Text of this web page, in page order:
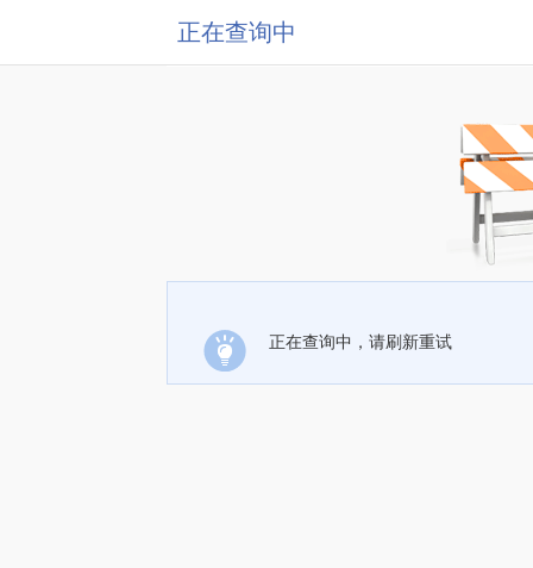
正在查询中
正在查询中，请刷新重试